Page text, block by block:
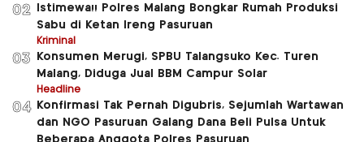
02
Istimewa!! Polres Malang Bongkar Rumah Produksi
Sabu di Ketan Ireng Pasuruan
Kriminal
03
Konsumen Merugi, SPBU Talangsuko Kec. Turen
Malang, Diduga Jual BBM Campur Solar
Headline
04
Konfirmasi Tak Pernah Digubris, Sejumlah Wartawan
dan NGO Pasuruan Galang Dana Beli Pulsa Untuk
Beberapa Anggota Polres Pasuruan